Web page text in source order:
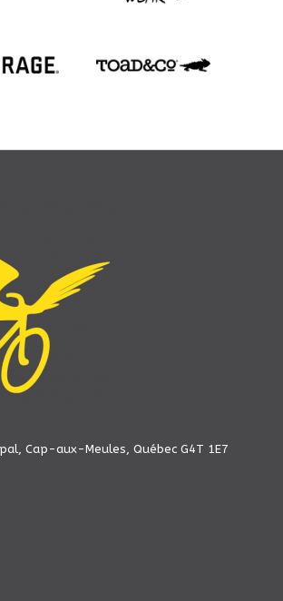
Cap-aux-Meules, Québec G4T 1E7